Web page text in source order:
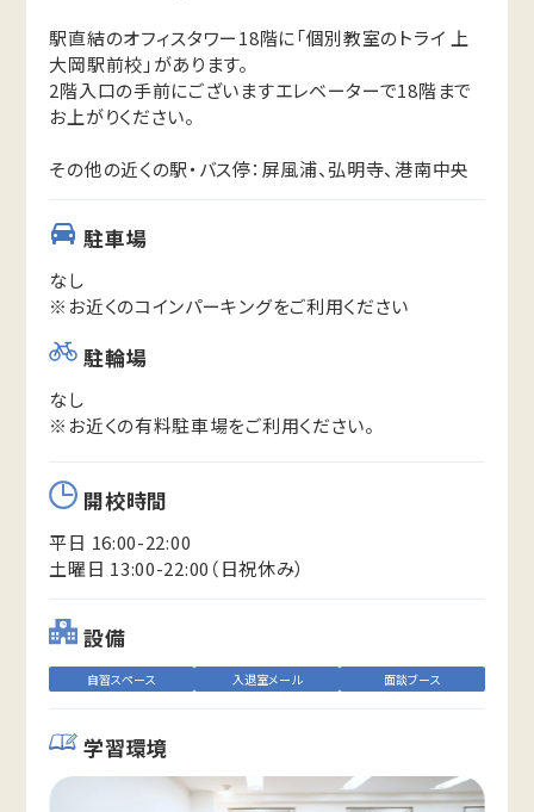
駅直結のオフィスタワー18階に「個別教室のトライ 上
大岡駅前校」があります。
2階入口の手前にございますエレベーターで18階まで
お上がりください。
その他の近くの駅・バス停：屏風浦、弘明寺、港南中央
駐車場
なし
※お近くのコインパーキングをご利用ください
駐輪場
なし
※お近くの有料駐車場をご利用ください。
開校時間
平日 16:00-22:00
土曜日 13:00-22:00（日祝休み）
設備
自習スペース 入退室メール 面談ブース
学習環境